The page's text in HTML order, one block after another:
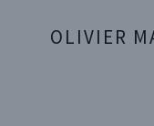
OLIVIER